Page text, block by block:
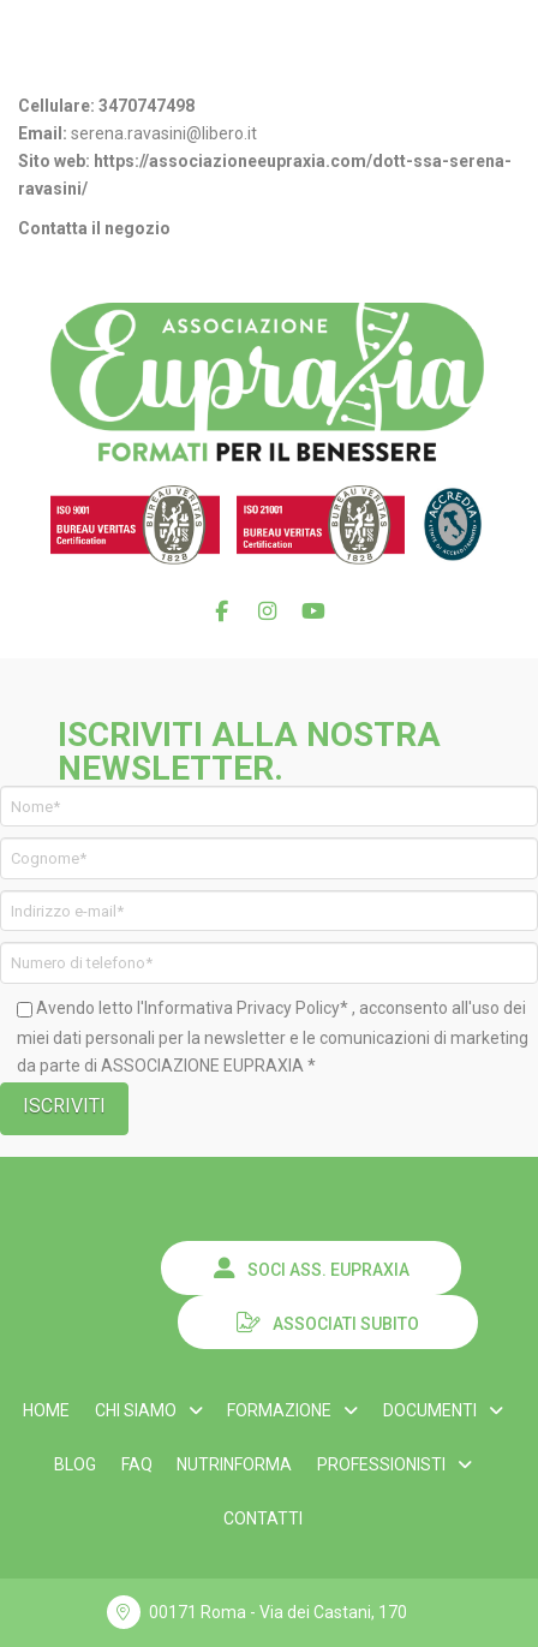
Cellulare: 3470747498
Email: serena.ravasini@libero.it
Sito web: https://associazioneeupraxia.com/dott-ssa-serena-
ravasini/
Contatta il negozio
ISCRIVITI ALLA NOSTRA
NEWSLETTER.
Avendo letto l'Informativa Privacy Policy*, acconsento all'uso dei
miei dati personali per la newsletter e le comunicazioni di marketing
da parte di ASSOCIAZIONE EUPRAXIA *
SOCI ASS. EUPRAXIA
ASSOCIATI SUBITO
HOME CHI SIAMO FORMAZIONE DOCUMENTI
BLOG FAQ NUTRINFORMA PROFESSIONISTI
CONTATTI
00171 Roma - Via dei Castani, 170